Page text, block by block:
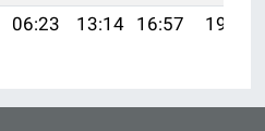
06:23 13:14 16:57 19:55